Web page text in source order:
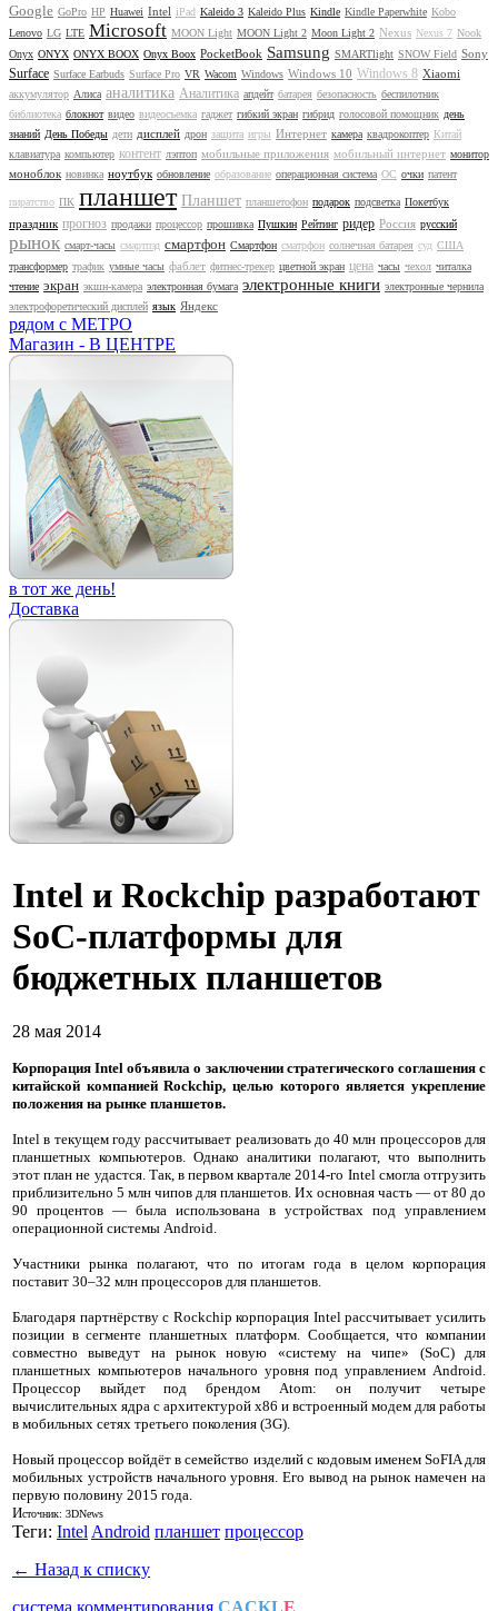
Google GoPro HP Huawei Intel iPad Kaleido 3 Kaleido Plus Kindle Kindle Paperwhite Kobo
Lenovo LG LTE Microsoft MOON Light MOON Light 2 Moon Light 2 Nexus Nexus 7 Nook
Onyx ONYX ONYX BOOX Onyx Boox PocketBook Samsung SMARTlight SNOW Field Sony
Surface Surface Earbuds Surface Pro VR Wacom Windows Windows 10 Windows 8 Xiaomi
аккумулятор Алиса аналитика Аналитика апдейт батарея безопасность беспилотник
библиотека блокнот видео видеосъемка гаджет гибкий экран гибрид голосовой помощник день
знаний День Победы дети дисплей дрон защита игры Интернет камера квадрокоптер Китай
клавиатура компьютер контент лэптоп мобильные приложения мобильный интернет монитор
моноблок новинка ноутбук обновление образование операционная система ОС очки патент
пиратство ПК планшет Планшет планшетофон подарок подсветка Покетбук
праздник прогноз продажи процессор прошивка Пушкин Рейтинг ридер Россия русский
рынок смарт-часы смартпэд смартфон Смартфон сматрфон солнечная батарея суд США
трансформер трафик умные часы фаблет фитнес-трекер цветной экран цена часы чехол читалка
чтение экран экшн-камера электронная бумага электронные книги электронные чернила
электрофоретический дисплей язык Яндекс
рядом с МЕТРО
Магазин - В ЦЕНТРЕ
в тот же день!
Доставка
Intel и Rockchip разработают
SoC-платформы для
бюджетных планшетов
28 мая 2014
Корпорация Intel объявила о заключении стратегического соглашения с
китайской компанией Rockchip, целью которого является укрепление
положения на рынке планшетов.
Intel в текущем году рассчитывает реализовать до 40 млн процессоров для
планшетных компьютеров. Однако аналитики полагают, что выполнить
этот план не удастся. Так, в первом квартале 2014-го Intel смогла отгрузить
приблизительно 5 млн чипов для планшетов. Их основная часть — от 80 до
90 процентов — была использована в устройствах под управлением
операционной системы Android.
Участники рынка полагают, что по итогам года в целом корпорация
поставит 30–32 млн процессоров для планшетов.
Благодаря партнёрству с Rockchip корпорация Intel рассчитывает усилить
позиции в сегменте планшетных платформ. Сообщается, что компании
совместно выведут на рынок новую «систему на чипе» (SoC) для
планшетных компьютеров начального уровня под управлением Android.
Процессор выйдет под брендом Atom: он получит четыре
вычислительных ядра с архитектурой х86 и встроенный модем для работы
в мобильных сетях третьего поколения (3G).
Новый процессор войдёт в семейство изделий с кодовым именем SoFIA для
мобильных устройств начального уровня. Его вывод на рынок намечен на
первую половину 2015 года.
Источник: 3DNews
Теги: IntelAndroid планшет процессор
← Назад к списку